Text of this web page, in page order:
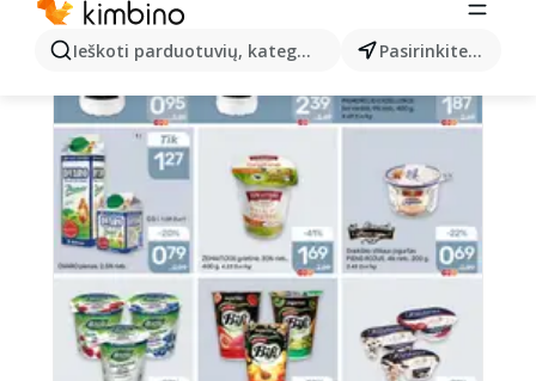
Ieškoti parduotuvių, kategorijų, produktų... Pasirinkite miestą